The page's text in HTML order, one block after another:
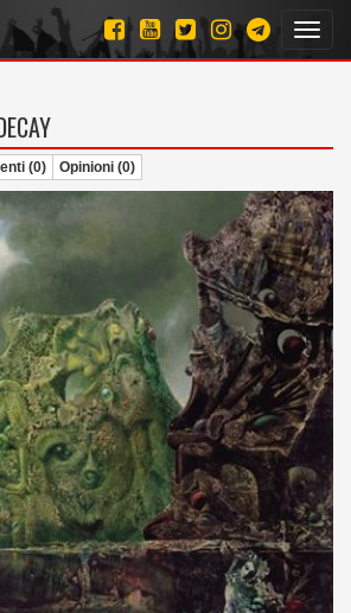
(0) Opinioni (0)